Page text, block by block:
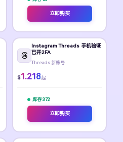
立即购买
Instagram Threads 手机验证
已开2FA
Threads 新账号
$1.218 起
库存 372
立即购买